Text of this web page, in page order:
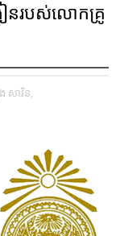
ៀនរបស់លោកគ្រូ
សារិន,